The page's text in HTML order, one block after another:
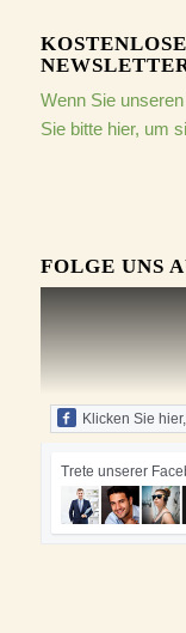
Wenn Sie
Sie bitte hier, um
FOLGE UNS
Klicken Sie
Trete unserer